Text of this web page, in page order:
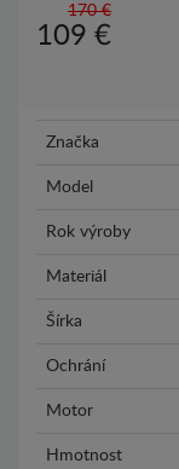
170 €
109 €
Značka
Model
Rok výroby
Materiál
Šírka
Ochrání
Motor
Hmotnost